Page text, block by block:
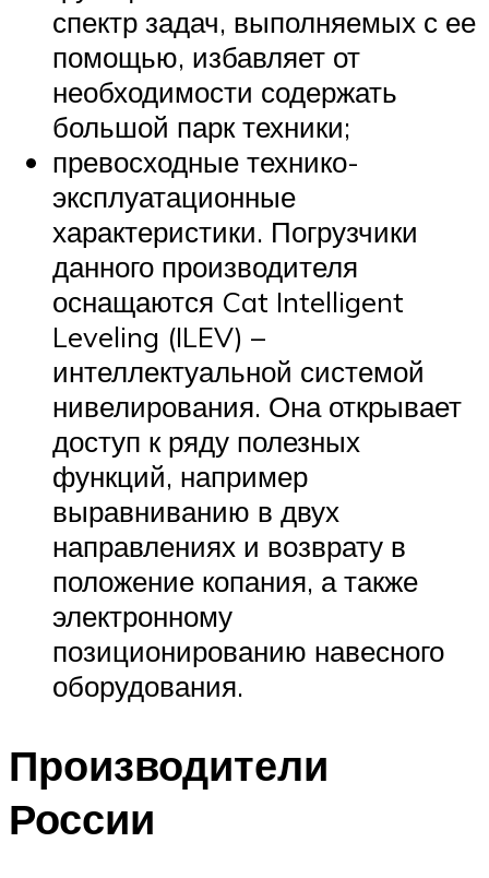
спектр задач, выполняемых с ее
помощью, избавляет от
необходимости содержать
большой парк техники;
превосходные технико-
эксплуатационные
характеристики. Погрузчики
данного производителя
оснащаются Cat Intelligent
Leveling (ILEV) –
интеллектуальной системой
нивелирования. Она открывает
доступ к ряду полезных
функций, например
выравниванию в двух
направлениях и возврату в
положение копания, а также
электронному
позиционированию навесного
оборудования.
Производители
России